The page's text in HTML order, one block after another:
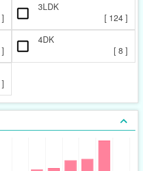
]
3LDK
[ 124 ]
]
4DK
[ 8 ]
]